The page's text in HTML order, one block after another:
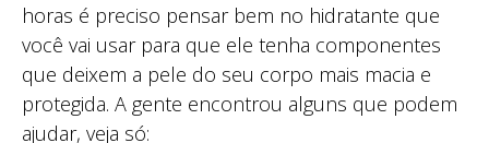
horas é preciso pensar bem no hidratante que
você vai usar para que ele tenha componentes
que deixem a pele do seu corpo mais macia e
protegida. A gente encontrou alguns que podem
ajudar, veja só: